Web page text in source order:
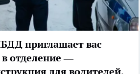
приглашает вас
в отделение —